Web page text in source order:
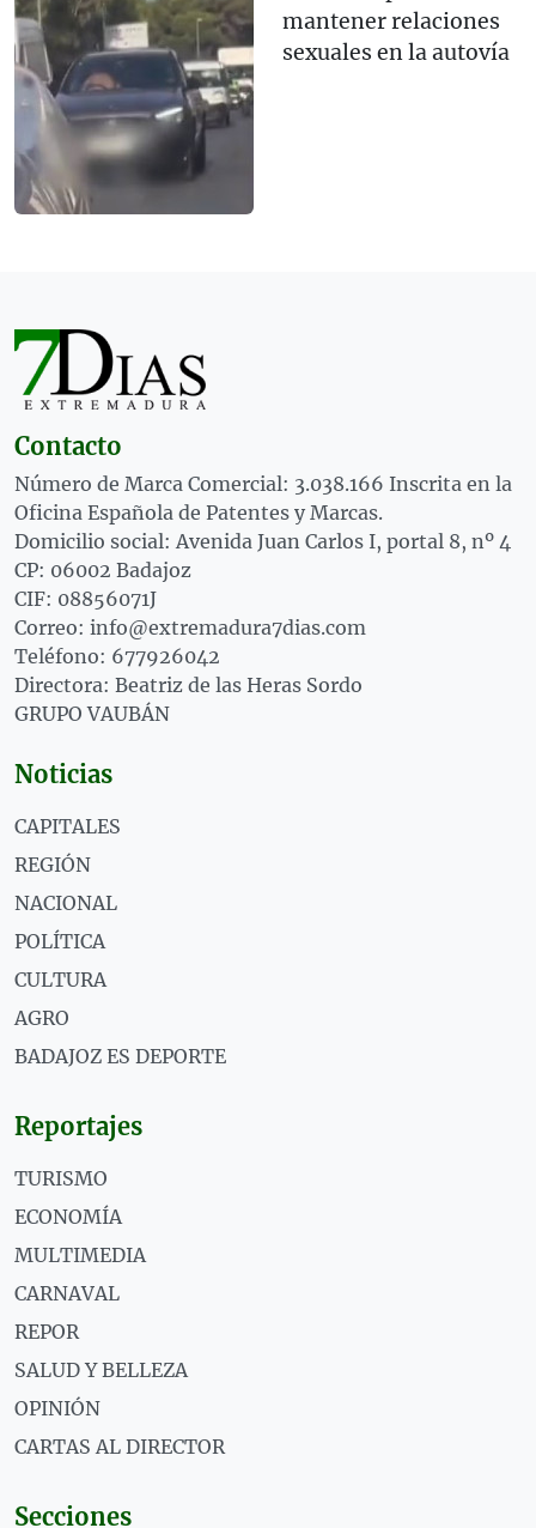
mantener relaciones
sexuales en la autovía
Contacto
Número de Marca Comercial: 3.038.166 Inscrita en la
Oficina Española de Patentes y Marcas.
Domicilio social: Avenida Juan Carlos I, portal 8, nº 4
CP: 06002 Badajoz
CIF: 08856071J
Correo: info@extremadura7dias.com
Teléfono: 677926042
Directora: Beatriz de las Heras Sordo
GRUPO VAUBÁN
Noticias
CAPITALES
REGIÓN
NACIONAL
POLÍTICA
CULTURA
AGRO
BADAJOZ ES DEPORTE
Reportajes
TURISMO
ECONOMÍA
MULTIMEDIA
CARNAVAL
REPOR
SALUD Y BELLEZA
OPINIÓN
CARTAS AL DIRECTOR
Secciones